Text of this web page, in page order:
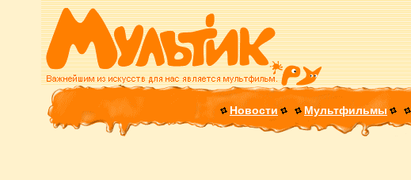
Новости Мультфильмы